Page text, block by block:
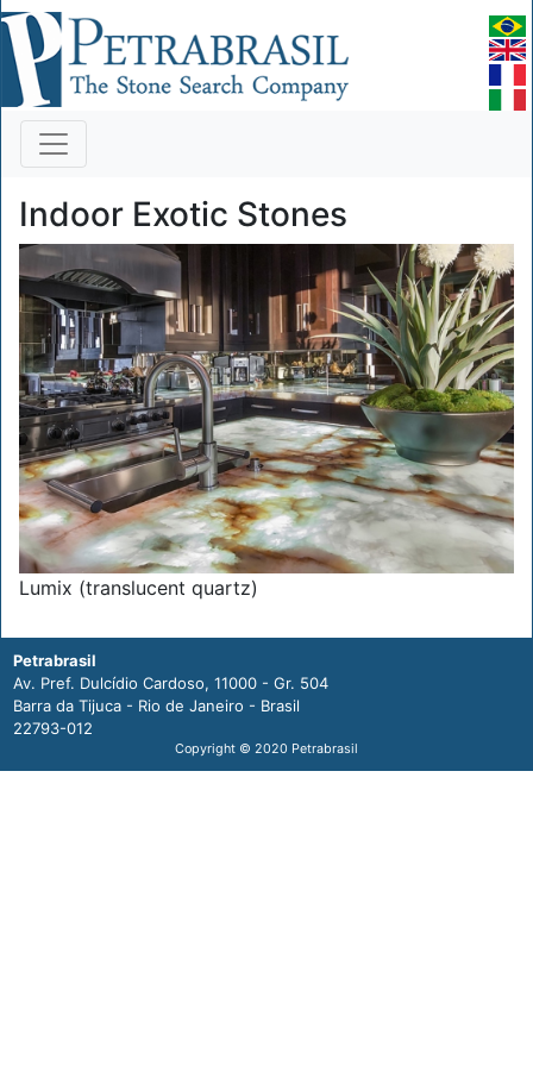
Indoor Exotic Stones
Lumix (translucent quartz)
Petrabrasil
Av. Pref. Dulcídio Cardoso, 11000 - Gr. 504
Barra da Tijuca - Rio de Janeiro - Brasil
22793-012
Copyright © 2020 Petrabrasil